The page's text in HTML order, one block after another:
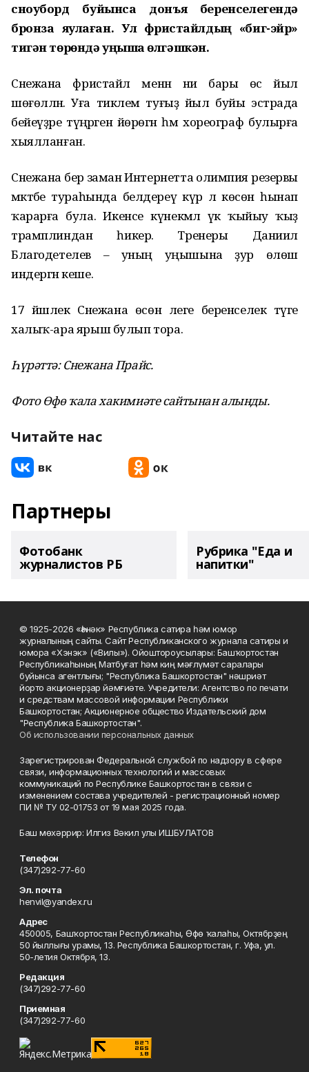
сноуборд буйынса донъя беренселегендә
бронза яулаған. Ул фристайлдың «биг-эйр»
тигән төрөндә уңышҡа өлгәшкән.
Снежана фристайл менән ни бары өс йыл
шөғөлләнә. Уға тиклем туғыҙ йыл буйы эстрада
бейеүҙәре түңәрәгенә йөрөгән һәм хореограф булырға
хыялланған.
Снежана бер заман Интернетта олимпия резервы
мәктәбе тураһында белдереү күрә лә көсөн һынап
ҡарарға була. Икенсе күнекмәлә үк ҡыйыу ҡыҙ
трамплиндан һикерә. Тренеры Даниил
Благодетелев – уның уңышына ҙур өлөш
индергән кеше.
17 йәшлек Снежана өсөн әлеге беренселек тәүге
халыҡ-ара ярыш булып тора.
Һүрәттә: Снежана Прайс.
Фото Өфө ҡала хакимиәте сайтынан алынды.
Читайте нас
Партнеры
Фотобанк
журналистов РБ
Рубрика "Еда и
напитки"
© 1925-2026 «Һәнәк» Республика сатира һәм юмор
журналының сайты. Сайт Республиканского журнала сатиры и
юмора «Хэнэк» («Вилы»). Ойоштороусылары: Башҡортостан
Республикаһының Матбуғат һәм киң мәғлүмәт саралары
буйынса агентлығы; "Республика Башкортостан" нәшриәт
йорто акционерҙар йәмғиәте. Учредители: Агентство по печати
и средствам массовой информации Республики
Башкортостан; Акционерное общество Издательский дом
"Республика Башкортостан".
Об использовании персональных данных
Зарегистрирован Федеральной службой по надзору в сфере
связи, информационных технологий и массовых
коммуникаций по Республике Башкортостан в связи с
изменением состава учредителей - регистрационный номер
ПИ № ТУ 02-01753 от 19 мая 2025 года.
Баш мөхәррир: Илгиз Вәкил улы ИШБУЛАТОВ
Телефон
(347)292-77-60
Эл. почта
henvil@yandex.ru
Адрес
450005, Башҡортостан Республикаһы, Өфө ҡалаһы, Октябрҙең
50 йыллығы урамы, 13. Республика Башкортостан, г. Уфа, ул.
50-летия Октября, 13.
Редакция
(347)292-77-60
Приемная
(347)292-77-60